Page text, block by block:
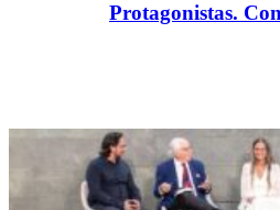
Protagonistas.